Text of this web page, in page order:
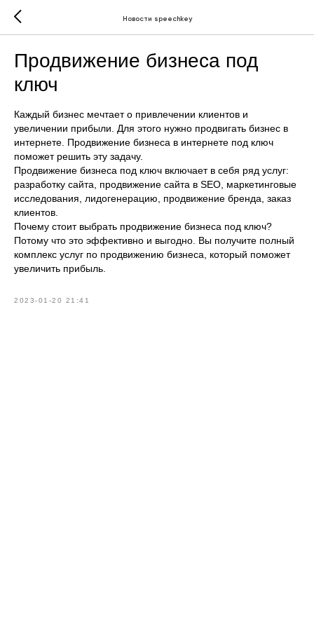
Новости speechkey
Продвижение бизнеса под
ключ
Каждый бизнес мечтает о привлечении клиентов и
увеличении прибыли. Для этого нужно продвигать бизнес в
интернете. Продвижение бизнеса в интернете под ключ
поможет решить эту задачу.
Продвижение бизнеса под ключ включает в себя ряд услуг:
разработку сайта, продвижение сайта в SEO, маркетинговые
исследования, лидогенерацию, продвижение бренда, заказ
клиентов.
Почему стоит выбрать продвижение бизнеса под ключ?
Потому что это эффективно и выгодно. Вы получите полный
комплекс услуг по продвижению бизнеса, который поможет
увеличить прибыль.
2023-01-20 21:41